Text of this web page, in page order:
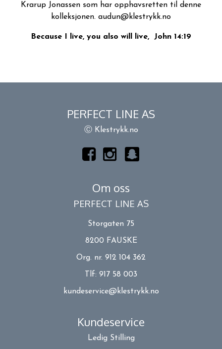
Krarup Jonassen som har opphavsretten til denne
kolleksjonen. audun@klestrykk.no
Because I live, you also will live, John 14:19
PERFECT LINE AS
Ⓒ Klestrykk.no
Om oss
PERFECT LINE AS
Storgaten 75
8200 FAUSKE
Org. nr. 912 104 362
Tlf: 917 58 003
kundeservice@klestrykk.no
Kundeservice
Ledig Stilling